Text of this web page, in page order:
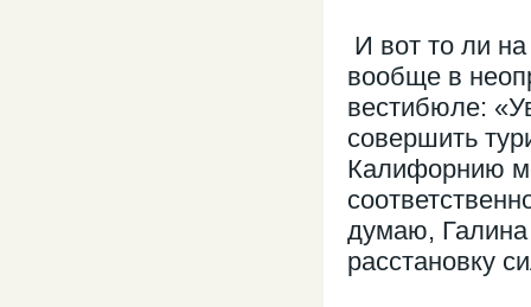
И вот то ли
вообще в
вестибюле:
совершить
Калифорнию
думаю, Галина
расстановку